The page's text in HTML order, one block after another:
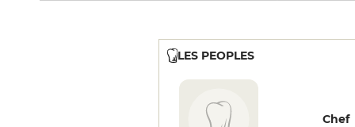
LES PEOPLES
Chef